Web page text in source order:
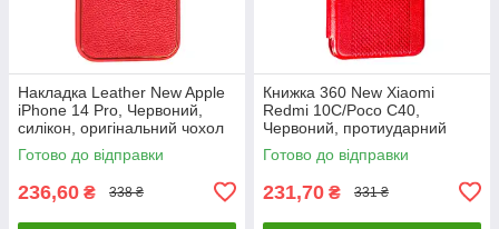
Накладка Leather New Apple
iPhone 14 Pro, Червоний,
силікон, оригінальний чохол
Готово до відправки
236,60 ₴ 338 ₴
Книжка 360 New Xiaomi
Redmi 10C/Poco C40,
Червоний, протиударний
чохол з екокожі
Готово до відправки
231,70 ₴ 331 ₴